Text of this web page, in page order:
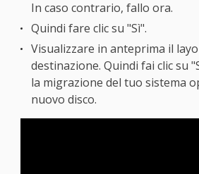
In caso contrario, fallo ora.
Quindi fare clic su "Sì".
Visualizzare in anteprima il
destinazione. Quindi fai clic su
la migrazione del tuo sistema
nuovo disco.